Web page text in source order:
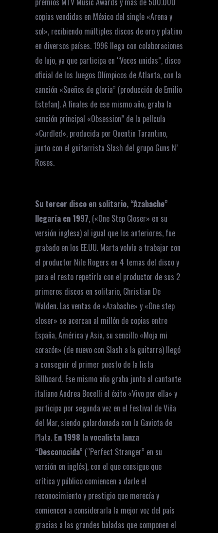
copias vendidas en México del single «Arena y
sol», recibiendo múltiples discos de oro y platino
en diversos países. 1996 llega con colaboraciones
de lujo, ya que participa en “Voces unidas”, disco
oficial de los Juegos Olímpicos de Atlanta, con la
canción «Sueños de gloria” (producción de Emilio
Estefan). A finales de ese mismo año, graba la
canción principal «Obsession” de la película
«Curdled», producida por Quentin Tarantino,
junto con el guitarrista Slash del grupo Guns N’
Roses.
Su tercer disco en solitario, “Azabache”
llegaría en 1997, («One Step Closer» en su
versión inglesa) al igual que los anteriores, fue
grabado en los EE.UU. Marta volvía a trabajar con
el productor Nile Rogers en 4 temas del disco y
para el resto repetiría con el productor de sus 2
primeros discos en solitario, Christian De
Walden. Las ventas de «Azabache» y «One step
closer» se acercan al millón de copias entre
España, América y Asia, su sencillo «Moja mi
corazón» (de nuevo con Slash a la guitarra) llegó
a conseguir el primer puesto de la lista
Billboard. Ese mismo año graba junto al cantante
italiano Andrea Bocelli el éxito «Vivo por ella» y
participa por segunda vez en el Festival de Viña
del Mar, siendo galardonada con la Gaviota de
Plata. En 1998 la vocalista lanza
“Desconocida” (“Perfect Stranger” en su
versión en inglés), con el que consigue que
crítica y público comiencen a darle el
reconocimiento y prestigio que merecía y
comiencen a considerarla la mejor voz del país
gracias a las grandes baladas que componen el